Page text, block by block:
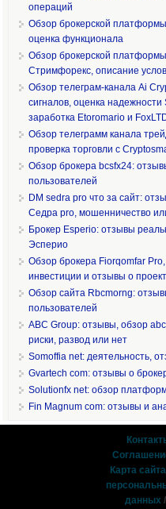
операций
Обзор брокерской
оценка функционала
Обзор брокерской
Стримфорекс, описание
Обзор телеграм-канала Ai
сигналов, оценка
заработка Etoromario и
Обзор телеграмм канала
проверка торговли с
Обзор брокера bcsfx24:
пользователей
DM sedra pro что за сайт:
Седра pro, мошенничество
Брокер Esperio: отзывы
Эсперио
Обзор брокера Fiorqomfar
инвестиции и отзывы о
Обзор сайта Rbcmorng:
пользователей
ABC Group: отзывы, обзор
риски, развод или нет
Somoffia net: деятельность,
Gvartech com: отзывы о
Solutionfx net: обзор
Fin Magnum com: отзывы и
Карта сайта
данных